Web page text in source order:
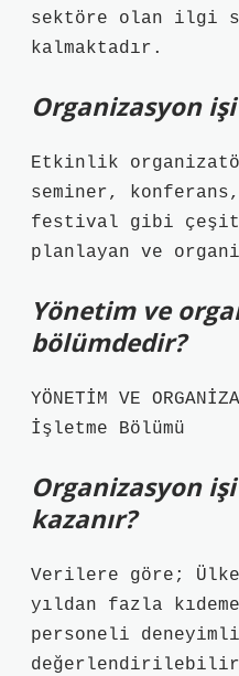
sektöre olan ilgi
kalmaktadır.
Organizasyon
Etkinlik
seminer,
festival gibi
planlayan ve
Yönetim ve
bölümdedir?
YÖNETİM VE
İşletme Bölümü
Organizasyon
kazanır?
Verilere göre;
yıldan fazla
personeli